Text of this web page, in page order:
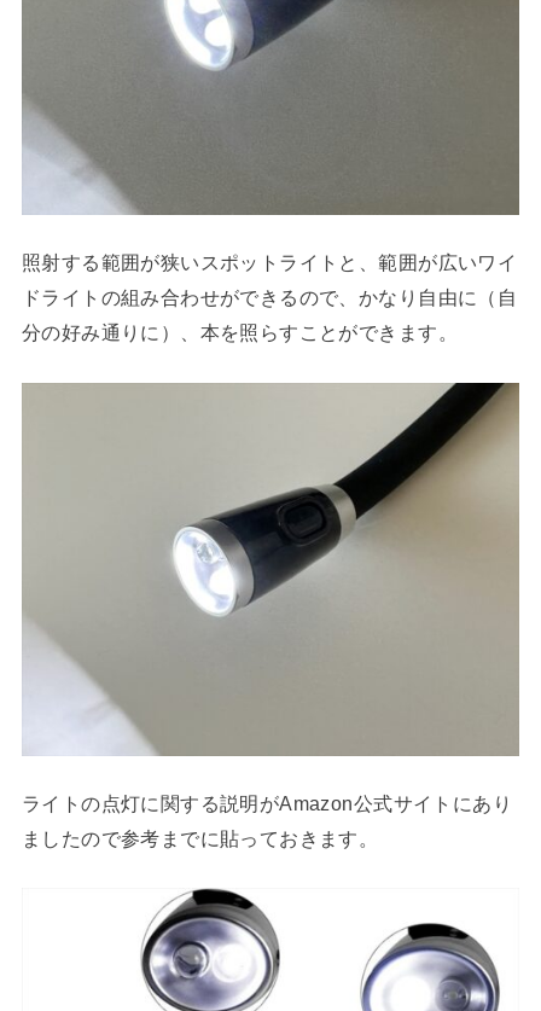
照射する範囲が狭いスポットライトと、範囲が広いワイ
ドライトの組み合わせができるので、かなり自由に（自
分の好み通りに）、本を照らすことができます。
ライトの点灯に関する説明がAmazon公式サイトにあり
ましたので参考までに貼っておきます。